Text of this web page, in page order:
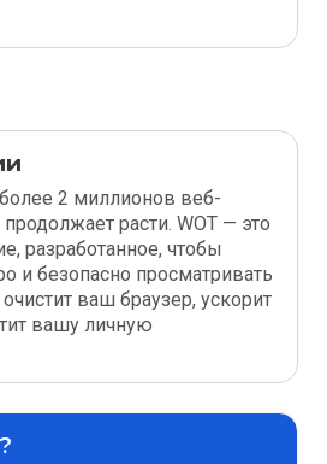
2 миллионов веб-
расти. WOT — это
разработанное, чтобы
и безопасно просматривать
ваш браузер, ускорит
вашу личную